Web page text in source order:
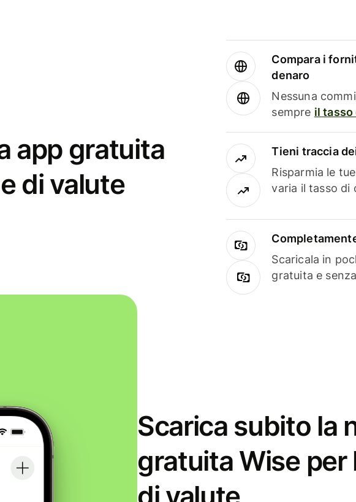
app gratuita
di valute
Compara i
denaro
Nessuna
sempre il tasso
Tieni traccia
Risparmia le
varia il tasso di
Scaricala in
gratuita e
Scarica subito la
gratuita Wise per